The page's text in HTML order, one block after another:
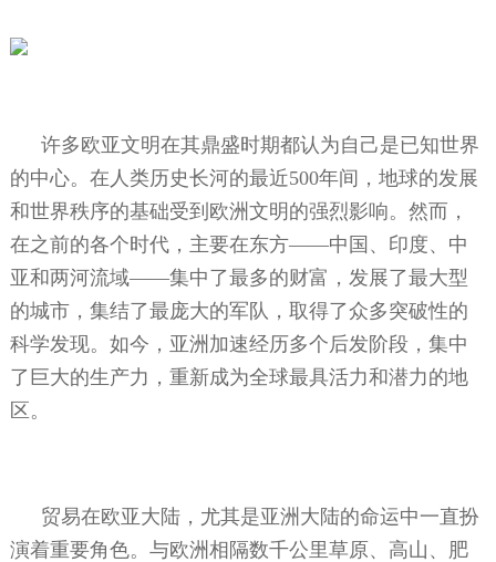
许多欧亚文明在其鼎盛时期都认为自己是已知世界
的中心。在人类历史长河的最近500年间，地球的发展
和世界秩序的基础受到欧洲文明的强烈影响。然而，
在之前的各个时代，主要在东方——中国、印度、中
亚和两河流域——集中了最多的财富，发展了最大型
的城市，集结了最庞大的军队，取得了众多突破性的
科学发现。如今，亚洲加速经历多个后发阶段，集中
了巨大的生产力，重新成为全球最具活力和潜力的地
区。
贸易在欧亚大陆，尤其是亚洲大陆的命运中一直扮
演着重要角色。与欧洲相隔数千公里草原、高山、肥